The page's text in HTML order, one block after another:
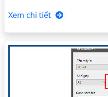
Xem chi tiết